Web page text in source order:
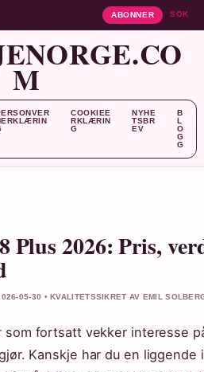
ABONNER SOK
M
COOKIEE
RKLÆRIN
G
NYHE
TSBR
EV
B
L
O
G
G
Plus 2026: Pris,
05-30 • KVALITETSSIKRET AV EMIL
som fortsatt vekker interesse
Kanskje har du en liggende